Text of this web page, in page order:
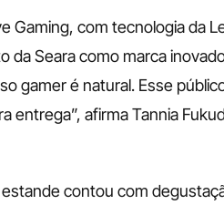
Gaming, com tecnologia da
da Seara como marca
gamer é natural. Esse
entrega”, afirma Tannia
contou com